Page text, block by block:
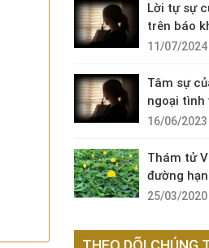
Lời tự sự
trên báo
vụ thám tử
11/07/2024
Tâm sự
ngoại tình
VDT
16/06/2023
Thám tử
đường
còn đó !
25/03/2020